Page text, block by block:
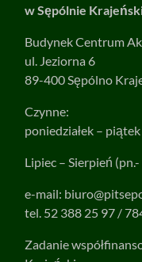
w Sępólnie
Budynek Centrum
ul. Jeziorna 6
89-400 Sępólno
Czynne:
poniedziałek –
Lipiec – Sierpień
e-mail:
tel. 52 388 25 97 /
Zadanie